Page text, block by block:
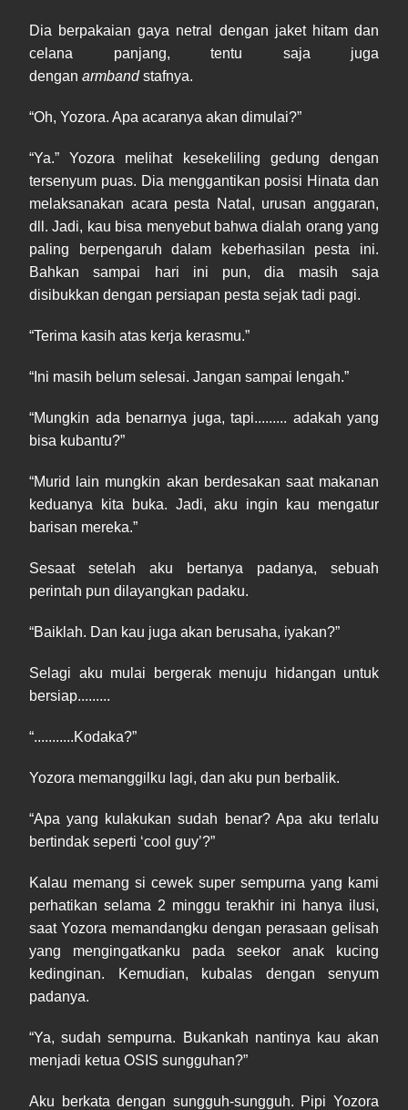
Dia berpakaian gaya netral dengan jaket hitam dan
celana panjang, tentu saja juga
dengan armbandstafnya.
“Oh, Yozora. Apa acaranya akan dimulai?”
“Ya.” Yozora melihat kesekeliling gedung dengan
tersenyum puas. Dia menggantikan posisi Hinata dan
melaksanakan acara pesta Natal, urusan anggaran,
dll. Jadi, kau bisa menyebut bahwa dialah orang yang
paling berpengaruh dalam keberhasilan pesta ini.
Bahkan sampai hari ini pun, dia masih saja
disibukkan dengan persiapan pesta sejak tadi pagi.
“Terima kasih atas kerja kerasmu.”
“Ini masih belum selesai. Jangan sampai lengah.”
“Mungkin ada benarnya juga, tapi......... adakah yang
bisa kubantu?”
“Murid lain mungkin akan berdesakan saat makanan
keduanya kita buka. Jadi, aku ingin kau mengatur
barisan mereka.”
Sesaat setelah aku bertanya padanya, sebuah
perintah pun dilayangkan padaku.
“Baiklah. Dan kau juga akan berusaha, iyakan?”
Selagi aku mulai bergerak menuju hidangan untuk
bersiap.........
“...........Kodaka?”
Yozora memanggilku lagi, dan aku pun berbalik.
“Apa yang kulakukan sudah benar? Apa aku terlalu
bertindak seperti ‘cool guy’?”
Kalau memang si cewek super sempurna yang kami
perhatikan selama 2 minggu terakhir ini hanya ilusi,
saat Yozora memandangku dengan perasaan gelisah
yang mengingatkanku pada seekor anak kucing
kedinginan. Kemudian, kubalas dengan senyum
padanya.
“Ya, sudah sempurna. Bukankah nantinya kau akan
menjadi ketua OSIS sungguhan?”
Aku berkata dengan sungguh-sungguh. Pipi Yozora